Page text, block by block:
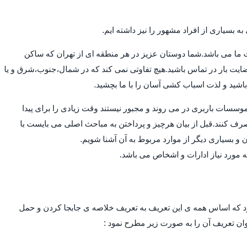
بسیاری از افراد مشهور را نیز داشته ایم.
ما می باشد.شما دوستان عزیز در هر منطقه ای از تهران که ساکن
بار در تماس باشید.هیچ تفاوتی نمی کند که در شمال،جنوب،شرق و یا
و لذت اسباب کشی آسان را با ما بچشید.
باربری در می روند و مجبور نیستند وقت زیادی را برای پیدا
کنند.قبل از بیان هرچیز و پرداختن به مباحث اصلی می بایست با
و بسیاری دیگر از موارد مربوط به آن آشنا شویم.
نیاز ادارات و اشخاص می باشد.
که اساس همه ی این تعریف به تعریف خلاصه ی جابجا کردن و حمل
تعریف آن را به صورت زیر مطرح نمود :